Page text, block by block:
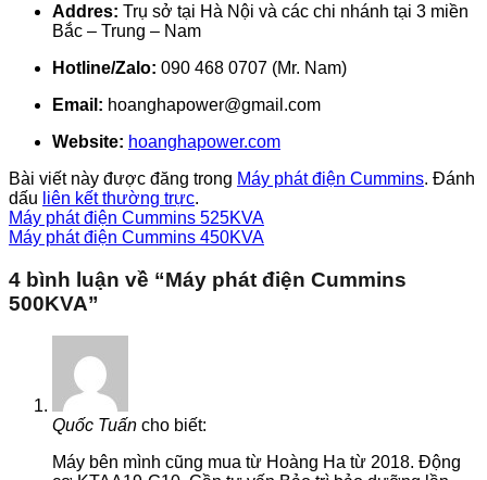
Addres: Trụ sở tại Hà Nội và các chi nhánh tại 3 miền
Bắc – Trung – Nam
Hotline/Zalo: 090 468 0707 (Mr. Nam)
Email: hoanghapower@gmail.com
Website: hoanghapower.com
Bài viết này được đăng trong Máy phát điện Cummins. Đánh
dấu liên kết thường trực.
Máy phát điện Cummins 525KVA
Máy phát điện Cummins 450KVA
4 bình luận về “Máy phát điện Cummins
500KVA”
Quốc Tuấn cho biết:
Máy bên mình cũng mua từ Hoàng Ha từ 2018. Động